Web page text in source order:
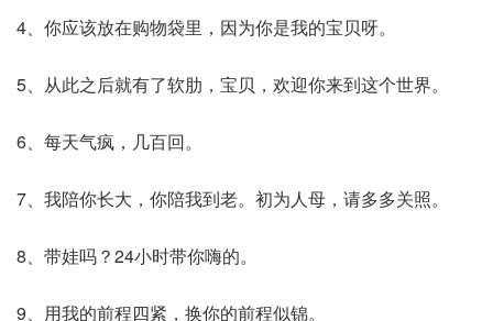
4、你应该放在购物袋里，因为你是我的宝贝呀。
5、从此之后就有了软肋，宝贝，欢迎你来到这个世界。
6、每天气疯，几百回。
7、我陪你长大，你陪我到老。初为人母，请多多关照。
8、带娃吗？24小时带你嗨的。
9、用我的前程四紧，换你的前程似锦。